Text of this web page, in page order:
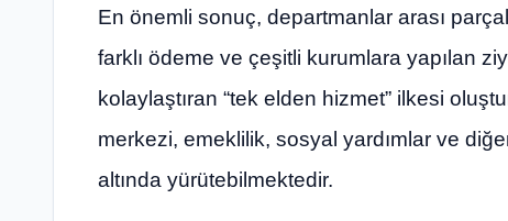
En önemli sonuç, departmanlar arası
farklı ödeme ve çeşitli kurumlara yapılan
kolaylaştıran “tek elden hizmet” ilkesi
merkezi, emeklilik, sosyal yardımlar ve
altında yürütebilmektedir.